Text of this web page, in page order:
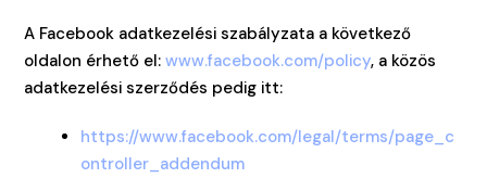
A Facebook adatkezelési szabályzata a következő
oldalon érhető el:www.facebook.com/policy, a közös
adatkezelési szerződés pedig itt:
https://www.facebook.com/legal/terms/page_c
ontroller_addendum